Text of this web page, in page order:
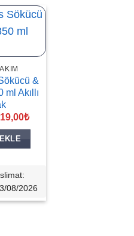
&
ml Akıllı
₺Şu
08/2026